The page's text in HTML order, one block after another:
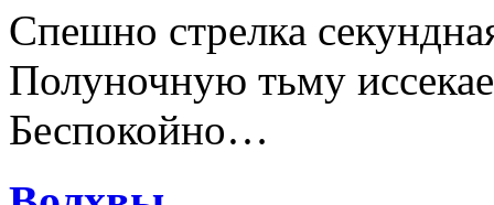
Спешно стрелка
Полуночную тьму
Беспокойно…